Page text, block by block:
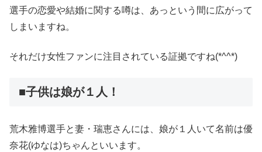
選手の恋愛や結婚に関する噂は、あっという間に広がって
しまいますね。
それだけ女性ファンに注目されている証拠ですね(*^^*)
■子供は娘が１人！
荒木雅博選手と妻・瑞恵さんには、娘が１人いて名前は優
奈花(ゆなは)ちゃんといいます。